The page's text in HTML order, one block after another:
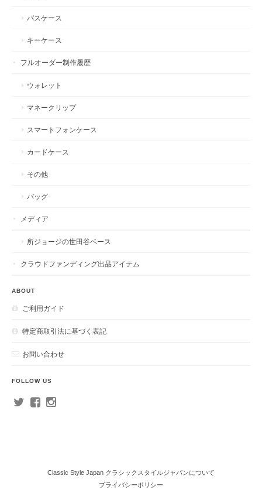
パスケース
キーケース
フルオーダー制作履歴
ウォレット
マネークリップ
スマートフォンケース
カードケース
その他
バッグ
メディア
所ジョージの世田谷ベース
クラウドファンディング出品アイテム
ABOUT
ご利用ガイド
特定商取引法に基づく表記
お問い合わせ
FOLLOW US
Classic Style Japan クラシックスタイルジャパンについて
プライバシーポリシー